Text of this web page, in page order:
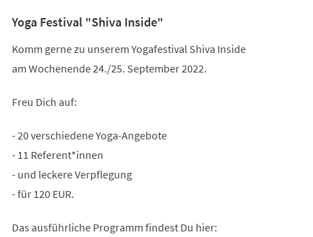
Yoga Festival "Shiva Inside"
Komm gerne zu unserem Yogafestival Shiva Inside
am Wochenende 24./25. September 2022.
Freu Dich auf:
- 20 verschiedene Yoga-Angebote
- 11 Referent*innen
- und leckere Verpflegung
- für 120 EUR.
Das ausführliche Programm findest Du hier: